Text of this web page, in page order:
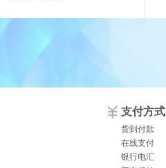
支付方式
货到付款
在线支付
银行电汇